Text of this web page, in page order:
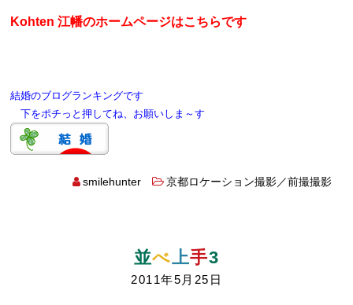
Kohten 江幡のホームページはこちらです
結婚のブログランキングです
下をポチっと押してね、お願いしま～す
smilehunter 京都ロケーション撮影／前撮撮影
並べ上手3
2011年5月25日